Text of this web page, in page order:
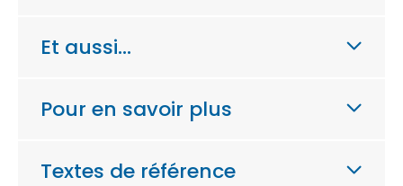
Et aussi…
Pour en savoir plus
Textes de référence